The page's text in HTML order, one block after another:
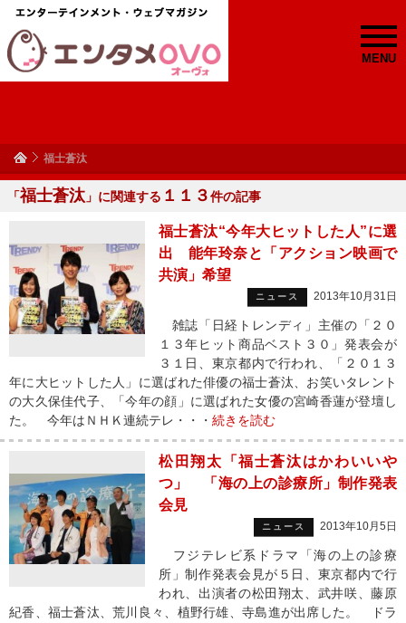
MENU
福士蒼汰
「福士蒼汰 」に関連する １１３件の記事
福士蒼汰“今年大ヒットした人”に選
出 能年玲奈と「アクション映画で
共演」希望
ニュース 2013年10月31日
雑誌「日経トレンディ」主催の「２０
１３年ヒット商品ベスト３０」発表会が
３１日、東京都内で行われ、「２０１３
年に大ヒットした人」に選ばれた俳優の福士蒼汰、お笑いタレント
の大久保佳代子、「今年の顔」に選ばれた女優の宮崎香蓮が登壇し
た。 今年はＮＨＫ連続テレ・・・ 続きを読む
松田翔太「福士蒼汰はかわいいや
つ」 「海の上の診療所」制作発表
会見
ニュース 2013年10月5日
フジテレビ系ドラマ「海の上の診療
所」制作発表会見が５日、東京都内で行
われ、出演者の松田翔太、武井咲、藤原
紀香、福士蒼汰、荒川良々、植野行雄、寺島進が出席した。 ドラ